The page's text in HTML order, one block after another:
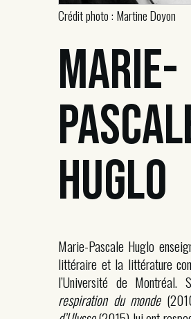
À PROPOS
Crédit photo : Martine Doyon
MARIE-
HUGLO
Marie-Pascale Huglo
littéraire et la littérature
l’Université de Montréal.
respiration du monde